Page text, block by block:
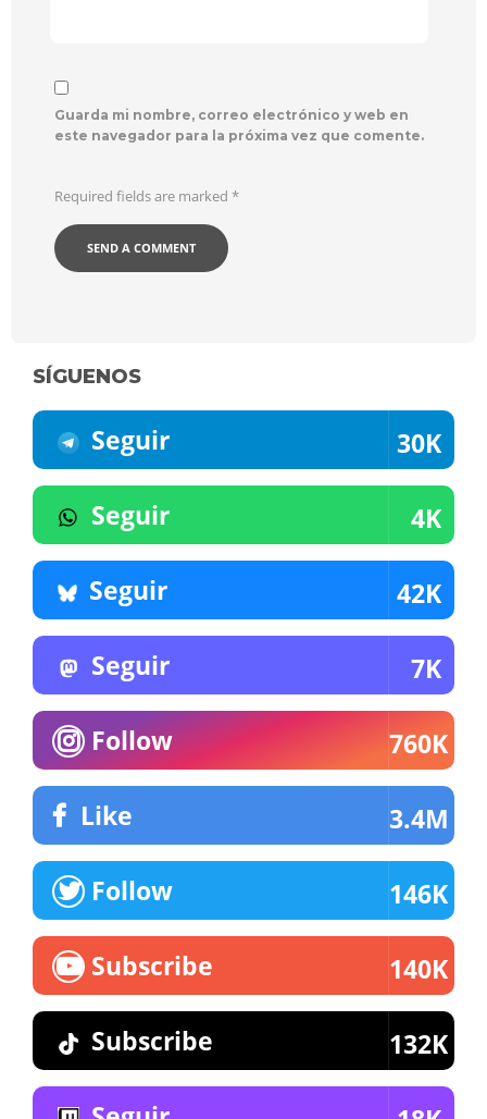
Guarda mi nombre, correo electrónico y web en
este navegador para la próxima vez que comente.
Required fields are marked *
SÍGUENOS
Seguir 30K
Seguir 4K
Seguir 42K
Seguir 7K
Follow 760K
Like 3.4M
Follow 146K
Subscribe 140K
Subscribe 132K